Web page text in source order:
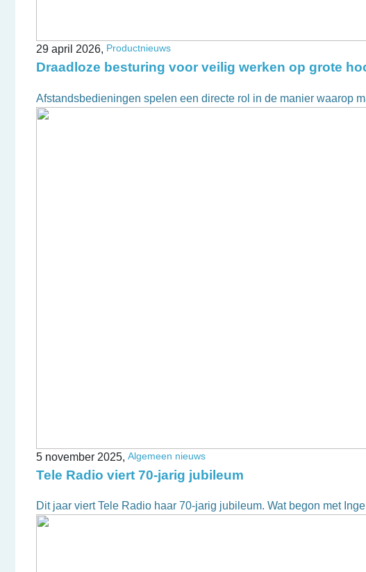
29 april 2026, Productnieuws
Draadloze besturing voor veilig werken op grote
Afstandsbedieningen spelen een directe rol in de manier waarop
5 november 2025, Algemeen nieuws
Tele Radio viert 70-jarig jubileum
Dit jaar viert Tele Radio haar 70-jarig jubileum. Wat begon met